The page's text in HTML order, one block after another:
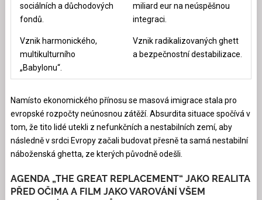
sociálních a důchodových
fondů.
miliard eur na neúspěšnou
integraci.
Vznik harmonického,
multikulturního
„Babylonu“.
Vznik radikalizovaných ghett
a bezpečnostní destabilizace.
Namísto ekonomického přínosu se masová imigrace stala pro
evropské rozpočty neúnosnou zátěží. Absurdita situace spočívá v
tom, že tito lidé utekli z nefunkčních a nestabilních zemí, aby
následně v srdci Evropy začali budovat přesně ta samá nestabilní
náboženská ghetta, ze kterých původně odešli.
AGENDA „THE GREAT REPLACEMENT“ JAKO REALITA
PŘED OČIMA A FILM JAKO VAROVÁNÍ VŠEM